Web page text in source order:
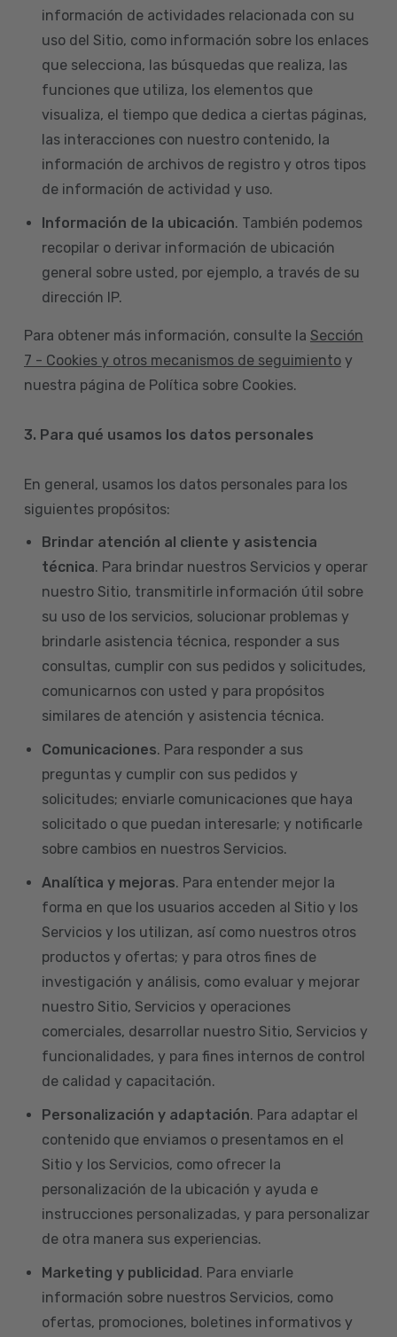
información de actividades relacionada con su
uso del Sitio, como información sobre los enlaces
que selecciona, las búsquedas que realiza, las
funciones que utiliza, los elementos que
visualiza, el tiempo que dedica a ciertas páginas,
las interacciones con nuestro contenido, la
información de archivos de registro y otros tipos
de información de actividad y uso.
Información de la ubicación. También podemos
recopilar o derivar información de ubicación
general sobre usted, por ejemplo, a través de su
dirección IP.
Para obtener más información, consulte la Sección
7 - Cookies y otros mecanismos de seguimiento y
nuestra página de Política sobre Cookies.
3. Para qué usamos los datos personales
En general, usamos los datos personales para los
siguientes propósitos:
Brindar atención al cliente y asistencia
técnica. Para brindar nuestros Servicios y operar
nuestro Sitio, transmitirle información útil sobre
su uso de los servicios, solucionar problemas y
brindarle asistencia técnica, responder a sus
consultas, cumplir con sus pedidos y solicitudes,
comunicarnos con usted y para propósitos
similares de atención y asistencia técnica.
Comunicaciones. Para responder a sus
preguntas y cumplir con sus pedidos y
solicitudes; enviarle comunicaciones que haya
solicitado o que puedan interesarle; y notificarle
sobre cambios en nuestros Servicios.
Analítica y mejoras. Para entender mejor la
forma en que los usuarios acceden al Sitio y los
Servicios y los utilizan, así como nuestros otros
productos y ofertas; y para otros fines de
investigación y análisis, como evaluar y mejorar
nuestro Sitio, Servicios y operaciones
comerciales, desarrollar nuestro Sitio, Servicios y
funcionalidades, y para fines internos de control
de calidad y capacitación.
Personalización y adaptación. Para adaptar el
contenido que enviamos o presentamos en el
Sitio y los Servicios, como ofrecer la
personalización de la ubicación y ayuda e
instrucciones personalizadas, y para personalizar
de otra manera sus experiencias.
Marketing y publicidad. Para enviarle
información sobre nuestros Servicios, como
ofertas, promociones, boletines informativos y